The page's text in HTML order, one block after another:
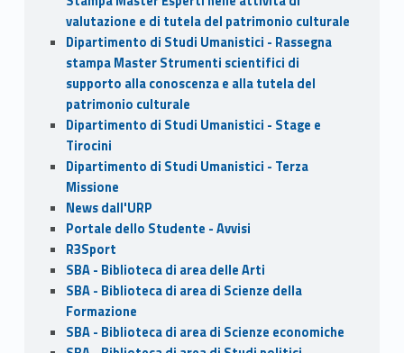
valutazione e di tutela del patrimonio culturale
Dipartimento di Studi Umanistici - Rassegna
stampa Master Strumenti scientifici di
supporto alla conoscenza e alla tutela del
patrimonio culturale
Dipartimento di Studi Umanistici - Stage e
Tirocini
Dipartimento di Studi Umanistici - Terza
Missione
News dall'URP
Portale dello Studente - Avvisi
R3Sport
SBA - Biblioteca di area delle Arti
SBA - Biblioteca di area di Scienze della
Formazione
SBA - Biblioteca di area di Scienze economiche